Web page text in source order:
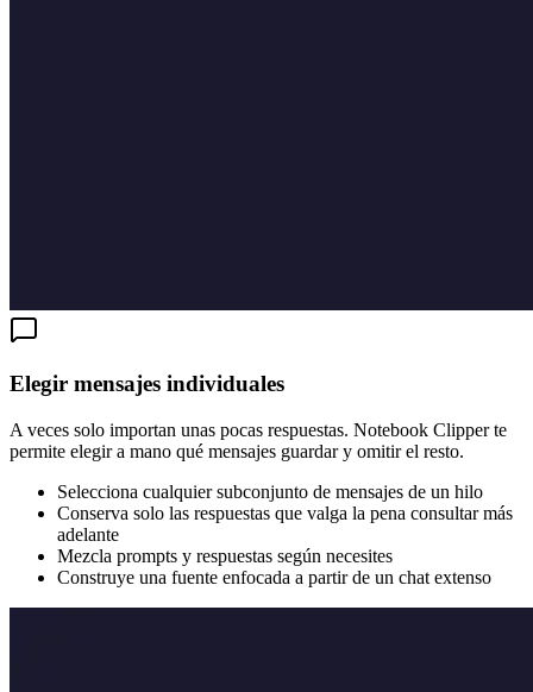
Elegir mensajes individuales
A veces solo importan unas pocas respuestas. Notebook Clipper te
permite elegir a mano qué mensajes guardar y omitir el resto.
Selecciona cualquier subconjunto de mensajes de un hilo
Conserva solo las respuestas que valga la pena consultar más
adelante
Mezcla prompts y respuestas según necesites
Construye una fuente enfocada a partir de un chat extenso